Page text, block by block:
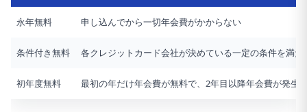
永年無料 申し込んでから一切年会費がかからない
条件付き無料 各クレジットカード会社が決めている一定の条件を満
初年度無料 最初の年だけ年会費が無料で、2年目以降年会費が発生